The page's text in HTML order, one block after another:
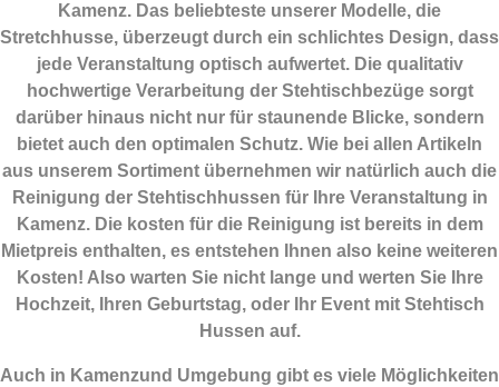
Kamenz. Das beliebteste unserer Modelle, die
Stretchhusse, überzeugt durch ein schlichtes Design, dass
jede Veranstaltung optisch aufwertet. Die qualitativ
hochwertige Verarbeitung der Stehtischbezüge sorgt
darüber hinaus nicht nur für staunende Blicke, sondern
bietet auch den optimalen Schutz. Wie bei allen Artikeln
aus unserem Sortiment übernehmen wir natürlich auch die
Reinigung der Stehtischhussen für Ihre Veranstaltung in
Kamenz. Die kosten für die Reinigung ist bereits in dem
Mietpreis enthalten, es entstehen Ihnen also keine weiteren
Kosten! Also warten Sie nicht lange und werten Sie Ihre
Hochzeit, Ihren Geburtstag, oder Ihr Event mit Stehtisch
Hussen auf.
Auch in Kamenzund Umgebung gibt es viele Möglichkeiten